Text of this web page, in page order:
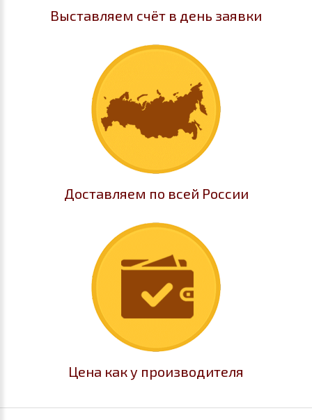
Выставляем счёт в день заявки
Доставляем по всей России
Цена как у производителя